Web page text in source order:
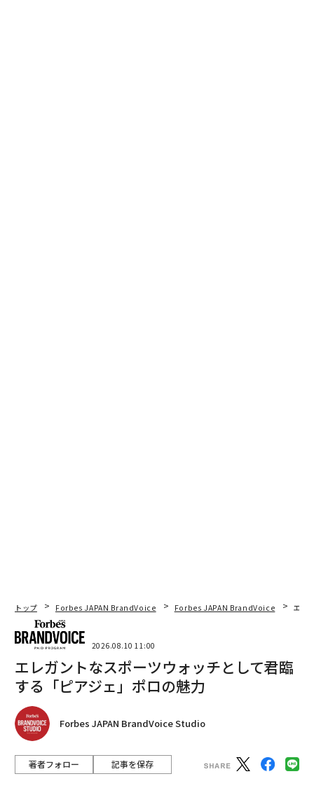
トップ Forbes JAPAN BrandVoice Forbes JAPAN BrandVoice エレ
2026.08.10 11:00
エレガントなスポーツウォッチとして君臨
する「ピアジェ」ポロの魅力
Forbes JAPAN BrandVoice Studio
著者フォロー 記事を保存